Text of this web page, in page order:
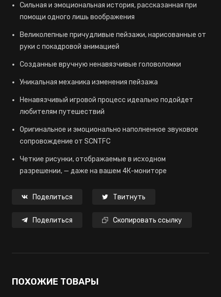
Сильная и эмоциональная история, рассказанная при
помощи одного лишь воображения
Великолепные причудливые пейзажи, нарисованные от
руки с покадровой анимацией
Созданные вручную ненавязчивые головоломки
Уникальная механика изменения пейзажа
Ненавязчивый игровой процесс идеально подойдет
любителям путешествий
Оригинальное и эмоционально наполненное звуковое
сопровождение от SCNTFC
Четкие рисунки, отображаемые в исходном
разрешении, — даже на вашем 4К-мониторе
Поделиться Твитнуть
Поделиться Скопировать ссылку
ПОХОЖИЕ ТОВАРЫ